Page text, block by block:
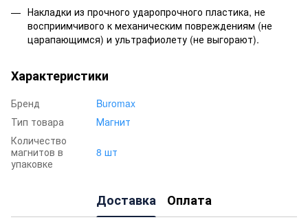
Накладки из прочного ударопрочного пластика, не
восприимчивого к механическим повреждениям (не
царапающимся) и ультрафиолету (не выгорают).
Характеристики
Бренд
Buromax
Тип товара
Магнит
Количество
магнитов в
упаковке
8 шт
Доставка Оплата